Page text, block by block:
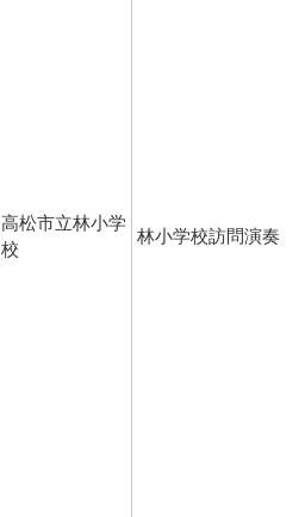
高松市立林小学
校
林小学校訪問演奏